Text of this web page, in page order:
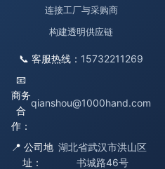
连接工厂与采购商
构建透明供应链
📞 客服热线： 15732211269
📧
商务
合
作：
qianshou@1000hand.com
📍 公司地
址：
湖北省武汉市洪山区
书城路46号